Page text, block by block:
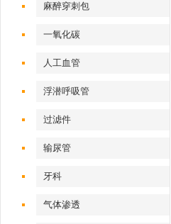
麻醉穿刺包
一氧化碳
人工血管
浮潜呼吸管
过滤件
输尿管
牙科
气体渗透